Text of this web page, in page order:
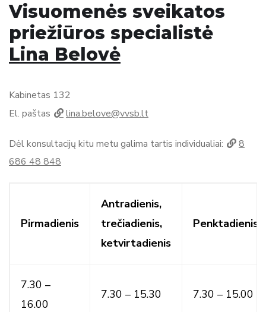
Visuomenės sveikatos
priežiūros specialistė
Lina Belovė
Kabinetas 132
El. paštas
lina.belove@vvsb.lt
Dėl konsultacijų kitu metu galima tartis individualiai:
8
686 48 848
Pirmadienis
Antradienis,
trečiadienis,
ketvirtadienis
Penktadienis
7.30 –
16.00
7.30 – 15.30 7.30 – 15.00